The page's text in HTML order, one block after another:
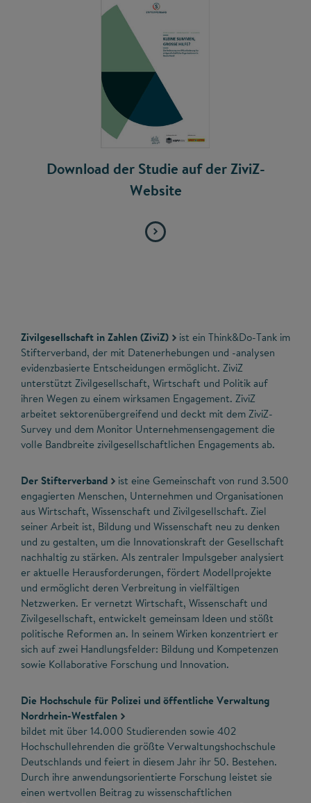
Download der Studie auf der ZiviZ-
Website
Zivilgesellschaft in Zahlen (ZiviZ)
ist ein Think&Do-Tank im
Stifterverband, der mit Datenerhebungen und -analysen
evidenzbasierte Entscheidungen ermöglicht. ZiviZ
unterstützt Zivilgesellschaft, Wirtschaft und Politik auf
ihren Wegen zu einem wirksamen Engagement. ZiviZ
arbeitet sektorenübergreifend und deckt mit dem ZiviZ-
Survey und dem Monitor Unternehmensengagement die
volle Bandbreite zivilgesellschaftlichen Engagements ab.
Der Stifterverband
ist eine Gemeinschaft von rund 3.500
engagierten Menschen, Unternehmen und Organisationen
aus Wirtschaft, Wissenschaft und Zivilgesellschaft. Ziel
seiner Arbeit ist, Bildung und Wissenschaft neu zu denken
und zu gestalten, um die Innovationskraft der Gesellschaft
nachhaltig zu stärken. Als zentraler Impulsgeber analysiert
er aktuelle Herausforderungen, fördert Modellprojekte
und ermöglicht deren Verbreitung in vielfältigen
Netzwerken. Er vernetzt Wirtschaft, Wissenschaft und
Zivilgesellschaft, entwickelt gemeinsam Ideen und stößt
politische Reformen an. In seinem Wirken konzentriert er
sich auf zwei Handlungsfelder: Bildung und Kompetenzen
sowie Kollaborative Forschung und Innovation.
Die Hochschule für Polizei und öffentliche Verwaltung
Nordrhein-Westfalen
bildet mit über 14.000 Studierenden sowie 402
Hochschullehrenden die größte Verwaltungshochschule
Deutschlands und feiert in diesem Jahr ihr 50. Bestehen.
Durch ihre anwendungsorientierte Forschung leistet sie
einen wertvollen Beitrag zu wissenschaftlichen